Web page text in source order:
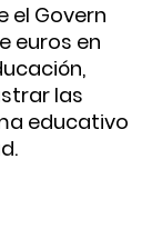
el Govern
euros en
las
educativo